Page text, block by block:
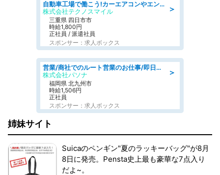
＞
自動車工場で働こう!カーエアコンやエンジンの製造・加工業務/寮完備 denso aichi
株式会社テクノスマイル
三重県 四日市市
時給1,800円
正社員 / 派遣社員
スポンサー：求人ボックス
＞
営業/商社でのルート営業のお仕事/即日勤務可/車通勤可/営業
株式会社パソナ
福岡県 北九州市
時給1,506円
正社員
スポンサー：求人ボックス
姉妹サイト
Suicaのペンギン"夏のラッキーバッグ"が8月
8日に発売。Pensta史上最も豪華な7点入り
だよ~。